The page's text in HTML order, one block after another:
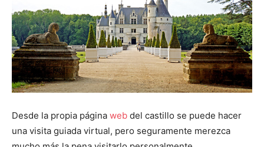
Desde la propia página web del castillo se puede hacer
una visita guiada virtual, pero seguramente merezca